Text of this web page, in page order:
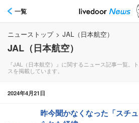
一覧
ニューストップ > JAL（日本航空）
JAL（日本航空）
『JAL（日本航空）』に関するニュース記事一覧。
スを掲載しています。
2024年4月21日
昨今聞かなくなった「スチ